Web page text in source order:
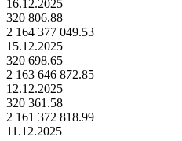
16.12.2025
320 806.88
2 164 377 049.53
15.12.2025
320 698.65
2 163 646 872.85
12.12.2025
320 361.58
2 161 372 818.99
11.12.2025